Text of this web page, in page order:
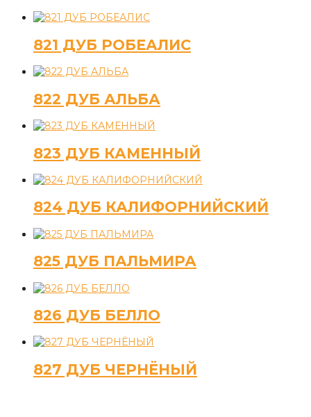
821 ДУБ РОБЕАЛИС
822 ДУБ АЛЬБА
823 ДУБ КАМЕННЫЙ
824 ДУБ КАЛИФОРНИЙСКИЙ
825 ДУБ ПАЛЬМИРА
826 ДУБ БЕЛЛО
827 ДУБ ЧЕРНЁНЫЙ